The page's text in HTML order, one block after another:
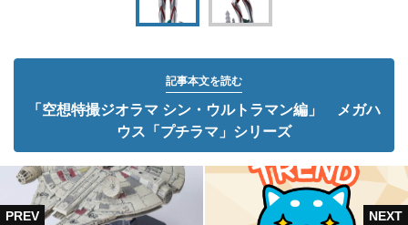
記事本文を読む
「空想特撮ジオラマ シン・ウルトラマン編」 メガハ
ウス「プチラマ」シリーズ